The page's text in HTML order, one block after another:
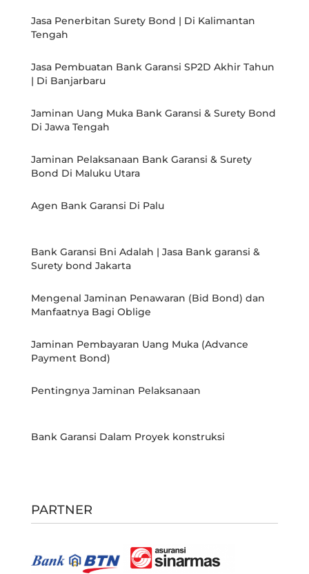
Jasa Penerbitan Surety Bond | Di Kalimantan
Tengah
Jasa Pembuatan Bank Garansi SP2D Akhir Tahun
| Di Banjarbaru
Jaminan Uang Muka Bank Garansi & Surety Bond
Di Jawa Tengah
Jaminan Pelaksanaan Bank Garansi & Surety
Bond Di Maluku Utara
Agen Bank Garansi Di Palu
Bank Garansi Bni Adalah | Jasa Bank garansi &
Surety bond Jakarta
Mengenal Jaminan Penawaran (Bid Bond) dan
Manfaatnya Bagi Oblige
Jaminan Pembayaran Uang Muka (Advance
Payment Bond)
Pentingnya Jaminan Pelaksanaan
Bank Garansi Dalam Proyek konstruksi
PARTNER